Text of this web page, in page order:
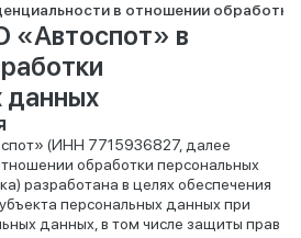
в отношении
«Автоспот» в
данных
(ИНН 7715936827, далее
обработки персональных
разработана в целях обеспечения
персональных данных при
данных, в том числе защиты прав